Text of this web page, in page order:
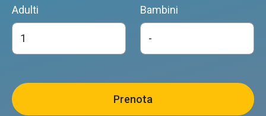
Adulti Bambini